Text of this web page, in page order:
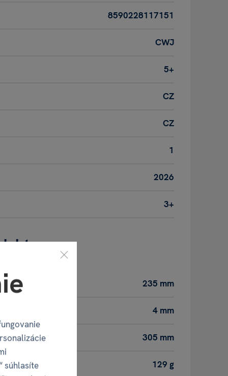
8590228117151
CWJ
5+
CZ
CZ
1
2026
3+
235 mm
4 mm
305 mm
129 g
súhlasíte